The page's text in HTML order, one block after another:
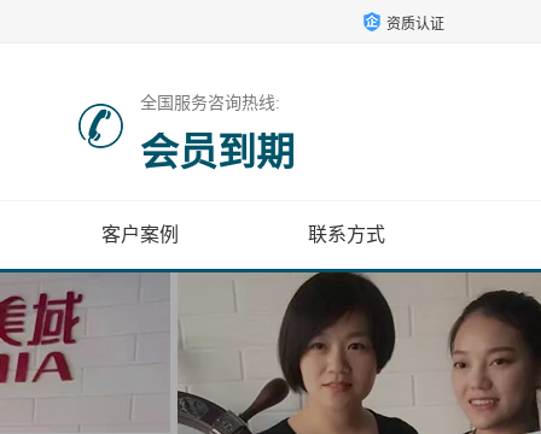
资质认证
全国服务咨询热线:
会员到期
客户案例 联系方式